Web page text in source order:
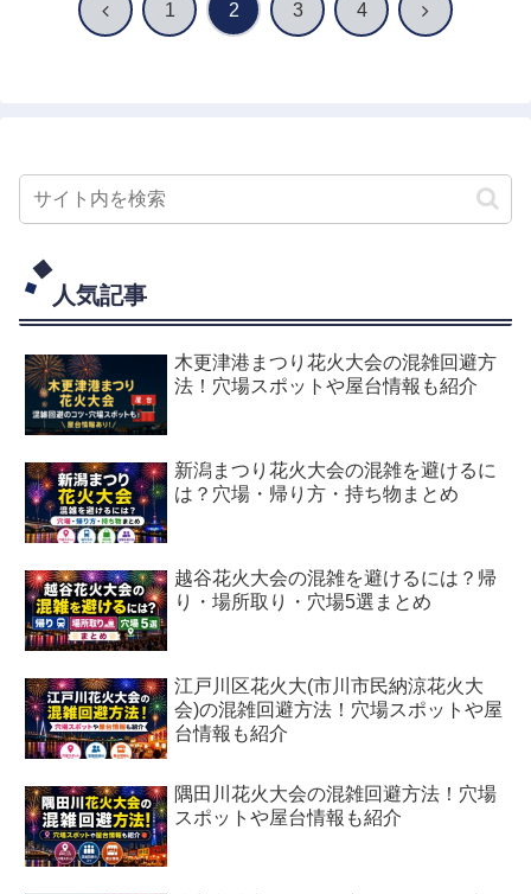
前 1 2 3 4 次
人気記事
木更津港まつり花火大会の混雑回避方
法！穴場スポットや屋台情報も紹介
新潟まつり花火大会の混雑を避けるに
は？穴場・帰り方・持ち物まとめ
越谷花火大会の混雑を避けるには？帰
り・場所取り・穴場5選まとめ
江戸川区花火大(市川市民納涼花火大
会)の混雑回避方法！穴場スポットや屋
台情報も紹介
隅田川花火大会の混雑回避方法！穴場
スポットや屋台情報も紹介